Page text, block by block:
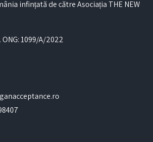
infințată de către Asociația THE NEW
ONG: 1099/A/2022